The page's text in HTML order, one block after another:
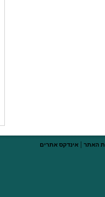
האתר| אינדקס אתרים